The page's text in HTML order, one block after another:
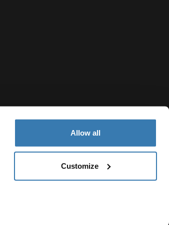
Allow all
Customize
Configuración de cookies Current market/